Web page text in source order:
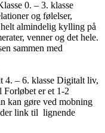
0. – 3. klasse
og følelser,
almindelig kylling på
venner og det hele.
sammen med
4. – 6. klasse Digitalt liv,
Forløbet er et 1-2
kan gøre ved mobning
der link til lignende